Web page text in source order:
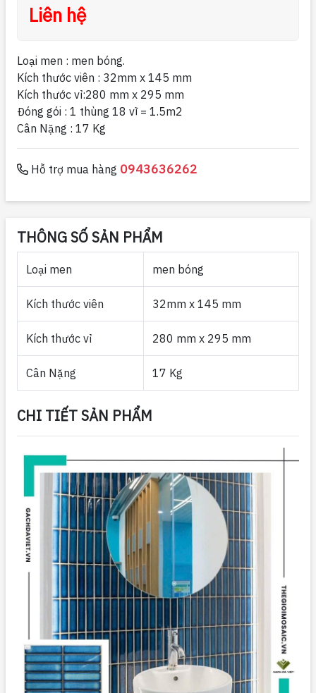
Liên hệ
Loại men : men bóng.
Kích thước viên : 32mm x 145 mm
Kích thước vỉ:280 mm x 295 mm
Đóng gói : 1 thùng 18 vĩ = 1.5m2
Cân Nặng : 17 Kg
Hỗ trợ mua hàng 0943636262
THÔNG SỐ SẢN PHẨM
Loại men men bóng
Kích thước viên 32mm x 145 mm
Kích thước vỉ 280 mm x 295 mm
Cân Nặng 17 Kg
CHI TIẾT SẢN PHẨM